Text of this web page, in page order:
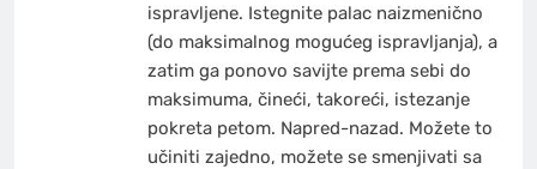
ispravljene. Istegnite palac naizmenično
(do maksimalnog mogućeg ispravljanja), a
zatim ga ponovo savijte prema sebi do
maksimuma, čineći, takoreći, istezanje
pokreta petom. Napred-nazad. Možete to
učiniti zajedno, možete se smenjivati sa